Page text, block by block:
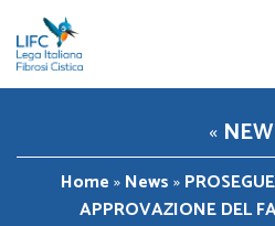
«
Home»News»
APPROVAZIONE DEL